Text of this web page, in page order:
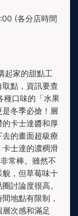
(各分店時間
起家的甜點工
點，資訊要查
種口味的「水果
冬季必搶！層
卡士達醬和厚
的畫面超級療
士達的濃稠滑
常棒。雖然不
，但草莓味十
討論度很高。
地點有限制，
次感和滿足